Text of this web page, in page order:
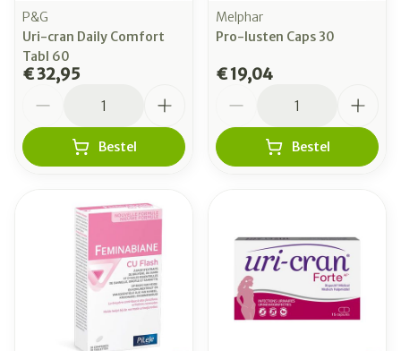
P&G
Uri-cran Daily Comfort
Tabl 60
€ 32,95
Bestel
Melphar
Pro-lusten Caps 30
€ 19,04
Bestel